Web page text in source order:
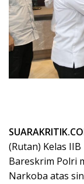
(Rutan) Kelas
Bareskrim Polri
Narkoba atas